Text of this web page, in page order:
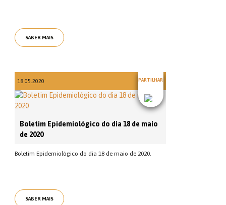
SABER MAIS
18.05.2020 PARTILHAR
Boletim Epidemiológico do dia 18 de maio
de 2020
Boletim Epidemiológico do dia 18 de maio de 2020.
SABER MAIS